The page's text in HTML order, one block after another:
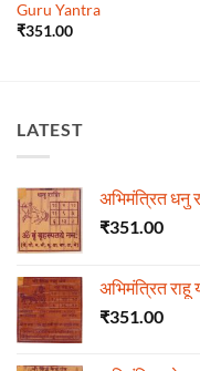
Guru Yantra
₹351.00
LATEST
अभिमंत्रित धनु
₹351.00
अभिमंत्रित राहू
₹351.00